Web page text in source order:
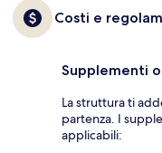
Costi e
Supplementi
La struttura ti
partenza. I
applicabili: